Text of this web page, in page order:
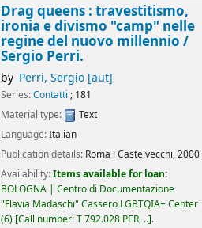
Drag queens : travestitismo,
ironia e divismo "camp" nelle
regine del nuovo millennio /
Sergio Perri.
by Perri, Sergio[aut]
Series:Contatti ; 181
Material type:
Text
Language:Italian
Publication details: Roma :Castelvecchi,2000
Availability:Items available for loan:
BOLOGNA | Centro di Documentazione
"Flavia Madaschi" Cassero LGBTQIA+ Center
(6) Call number:T 792.028 PER, .. .